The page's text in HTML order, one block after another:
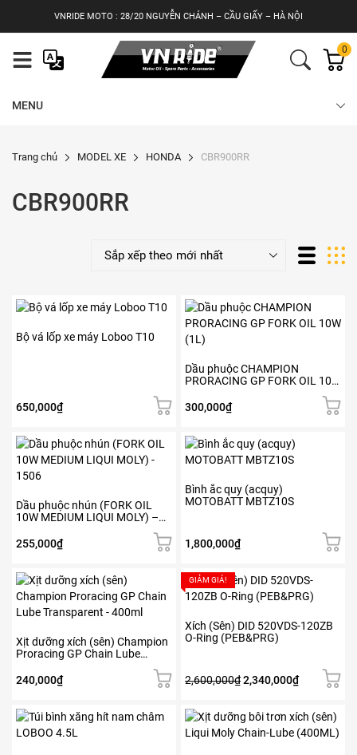
VNRIDE MOTO : 28/20 NGUYỄN CHÁNH – CẦU GIẤY – HÀ NỘI
0
MENU
Trang chủ MODEL XE HONDA CBR900RR
CBR900RR
Bộ vá lốp xe máy Loboo T10
650,000₫
Dầu phuộc CHAMPION
PRORACING GP FORK OIL 10W
300,000₫
Dầu phuộc nhún (FORK OIL
10W MEDIUM LIQUI MOLY) –
255,000₫
Bình ắc quy (acquy)
MOTOBATT MBTZ10S
1,800,000₫
Xịt dưỡng xích (sên) Champion
Proracing GP Chain Lube
240,000₫
GIẢM GIÁ!
Xích (Sên) DID 520VDS-120ZB
O-Ring (PEB&PRG)
2,600,000₫Giá
là:
2,600,000₫.
2,340,000₫Giá
tại
là:
2,340,000₫.